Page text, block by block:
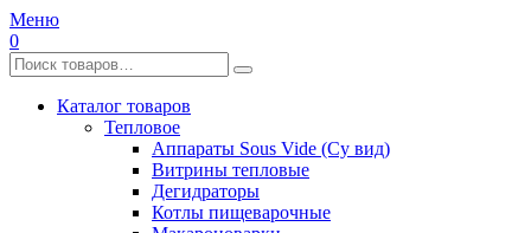
Меню
0
Каталог товаров
Тепловое
Аппараты Sous Vide (Су вид)
Витрины тепловые
Дегидраторы
Котлы пищеварочные